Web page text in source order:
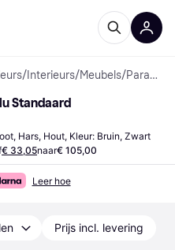
/ Interieurs/Meubels/ Paraplubakken
Standaard
Hars, Hout, Kleur: Bruin, Zwart
€ 33,05naar€ 105,00
Leer hoe
Prijs incl. levering